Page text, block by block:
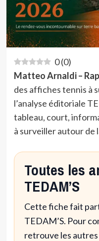
0(0)
Matteo Arnaldi –
des affiches tennis à
l’analyse éditoriale
tableau, court,
à surveiller autour de
Toutes les
TEDAM’S
Cette fiche fait
TEDAM’S. Pour
retrouve les autres